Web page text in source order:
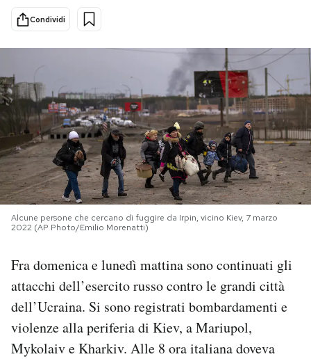
Cultura
Economia
Mondiali calcio 2026
PODCAST
NEWSLETTER
I MIEI PREFERITI
AREA PERSONALE
Condividi
Alcune persone che cercano di fuggire da Irpin, vicino Kiev, 7 marzo
2022 (AP Photo/Emilio Morenatti)
Fra domenica e lunedì mattina sono continuati gli
attacchi dell’esercito russo contro le grandi città
dell’Ucraina. Si sono registrati bombardamenti e
violenze alla periferia di Kiev, a Mariupol,
Mykolaiv e Kharkiv. Alle 8 ora italiana doveva